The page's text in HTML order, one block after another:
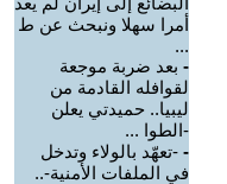
أمرا سهلا ونبحث عن ط
...
- بعد ضربة موجعة
لقوافله القادمة من
ليبيا.. حميدتي يعلن
-الطوا ...
- -تعهّد بالولاء وتدخل
في الملفات الأمنية-..